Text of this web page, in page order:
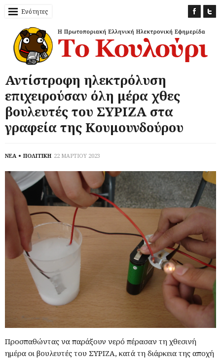
Ενότητες
Αντίστροφη ηλεκτρόλυση
επιχειρούσαν όλη μέρα χθες
βουλευτές του ΣΥΡΙΖΑ στα
γραφεία της Κουμουνδούρου
ΝΕΑ ΠΟΛΙΤΙΚΗ 22 ΜΑΡΤΙΟΥ 2023
Προσπαθώντας να παράξουν νερό πέρασαν τη χθεσινή
ημέρα οι βουλευτές του ΣΥΡΙΖΑ, κατά τη διάρκεια της αποχή